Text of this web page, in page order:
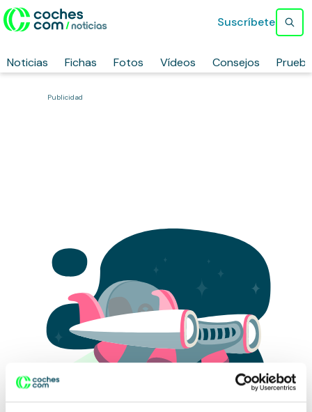
Noticias Fichas Fotos Vídeos Consejos
Suscríbete
Publicidad